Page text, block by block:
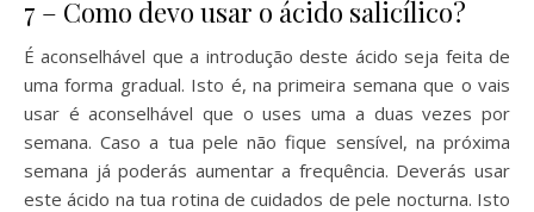
7 – Como devo usar o ácido salicílico?
É aconselhável que a introdução deste ácido seja feita de
uma forma gradual. Isto é, na primeira semana que o vais
usar é aconselhável que o uses uma a duas vezes por
semana. Caso a tua pele não fique sensível, na próxima
semana já poderás aumentar a frequência. Deverás usar
este ácido na tua rotina de cuidados de pele nocturna. Isto